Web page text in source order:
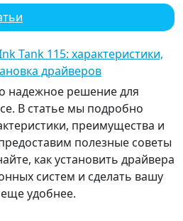
Tank 115: характеристики,
драйверов
надежное решение для
В статье мы подробно
преимущества и
полезные советы
как установить драйвера
систем и сделать вашу
удобнее.